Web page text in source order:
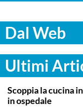
Dal Web
Ultimi
PALERMO
Scoppia la cucina
in ospedale